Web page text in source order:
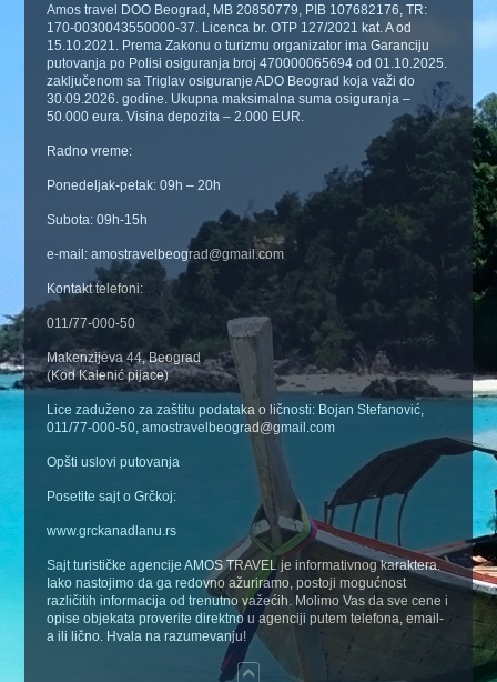
Amos travel DOO Beograd, MB 20850779, PIB 107682176, TR:
170-0030043550000-37. Licenca br. OTP 127/2021 kat. A od
15.10.2021. Prema Zakonu o turizmu organizator ima Garanciju
putovanja po Polisi osiguranja broj 470000065694 od 01.10.2025.
zaključenom sa Triglav osiguranje ADO Beograd koja važi do
30.09.2026. godine. Ukupna maksimalna suma osiguranja –
50.000 eura. Visina depozita – 2.000 EUR.
Radno vreme:
Ponedeljak-petak: 09h – 20h
Subota: 09h-15h
e-mail: amostravelbeograd@gmail.com
Kontakt telefoni:
011/77-000-50
Makenzijeva 44, Beograd
(Kod Kalenić pijace)
Lice zaduženo za zaštitu podataka o ličnosti: Bojan Stefanović,
011/77-000-50, amostravelbeograd@gmail.com
Opšti uslovi putovanja
Posetite sajt o Grčkoj:
www.grckanadlanu.rs
Sajt turističke agencije AMOS TRAVEL je informativnog karaktera.
Iako nastojimo da ga redovno ažuriramo, postoji mogućnost
različitih informacija od trenutno važećih. Molimo Vas da sve cene i
opise objekata proverite direktno u agenciji putem telefona, email-
a ili lično. Hvala na razumevanju!